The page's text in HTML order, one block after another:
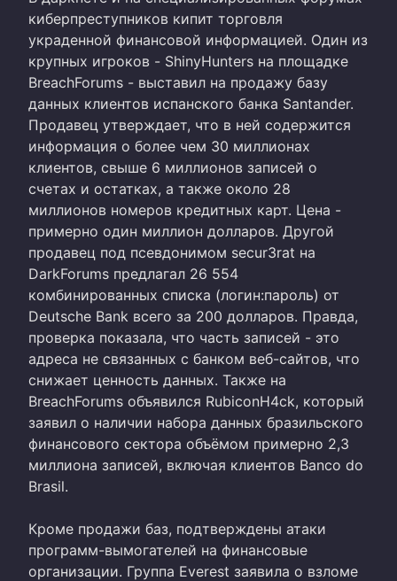
киберпреступников кипит торговля
украденной финансовой информацией. Один из
крупных игроков - ShinyHunters на площадке
BreachForums - выставил на продажу базу
данных клиентов испанского банка Santander.
Продавец утверждает, что в ней содержится
информация о более чем 30 миллионах
клиентов, свыше 6 миллионов записей о
счетах и остатках, а также около 28
миллионов номеров кредитных карт. Цена -
примерно один миллион долларов. Другой
продавец под псевдонимом secur3rat на
DarkForums предлагал 26 554
комбинированных списка (логин:пароль) от
Deutsche Bank всего за 200 долларов. Правда,
проверка показала, что часть записей - это
адреса не связанных с банком веб-сайтов, что
снижает ценность данных. Также на
BreachForums объявился RubiconH4ck, который
заявил о наличии набора данных бразильского
финансового сектора объёмом примерно 2,3
миллиона записей, включая клиентов Banco do
Brasil.
Кроме продажи баз, подтверждены атаки
программ-вымогателей на финансовые
организации. Группа Everest заявила о взломе